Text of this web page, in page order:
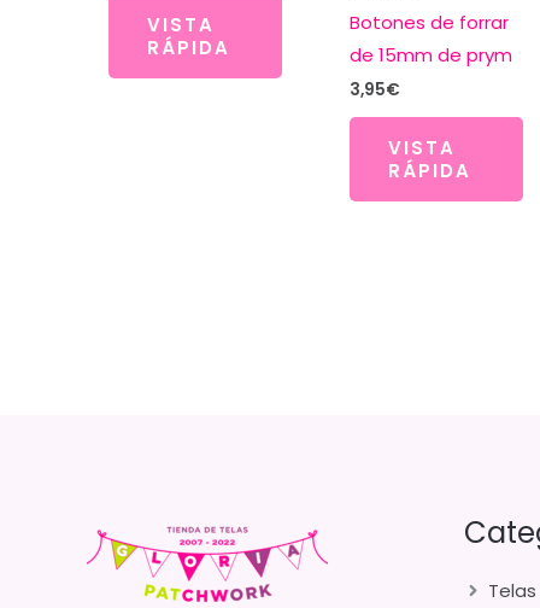
era:
11,95€.
es:
7,95€.
VISTA
RÁPIDA
Botones de forrar
de 15mm de prym
3,95€
VISTA
RÁPIDA
Telas